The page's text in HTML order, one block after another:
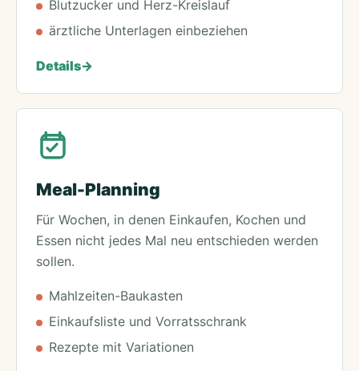
Blutzucker und Herz-Kreislauf
ärztliche Unterlagen einbeziehen
Details->
Meal-Planning
Für Wochen, in denen Einkaufen, Kochen und
Essen nicht jedes Mal neu entschieden werden
sollen.
Mahlzeiten-Baukasten
Einkaufsliste und Vorratsschrank
Rezepte mit Variationen